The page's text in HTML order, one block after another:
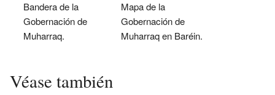
Bandera de la
Gobernación de
Muharraq.
Mapa de la
Gobernación de
Muharraq en Baréin.
Véase también